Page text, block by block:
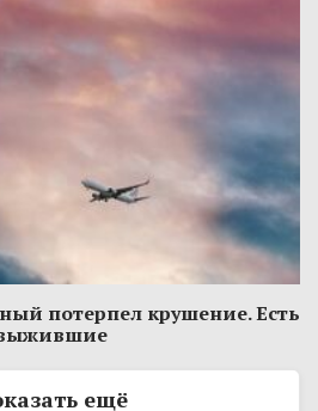
потерпел крушение. Есть
ещё